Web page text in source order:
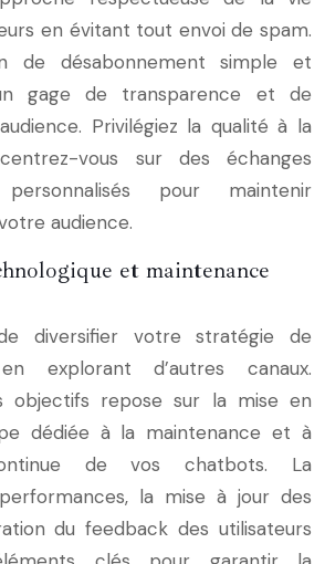
en évitant tout envoi de spam.
de désabonnement simple et
gage de transparence et de
Privilégiez la qualité à la
vous sur des échanges
pour maintenir
audience.
et maintenance
diversifier votre stratégie de
explorant d’autres canaux.
objectifs repose sur la mise en
dédiée à la maintenance et à
de vos chatbots. La
la mise à jour des
du feedback des utilisateurs